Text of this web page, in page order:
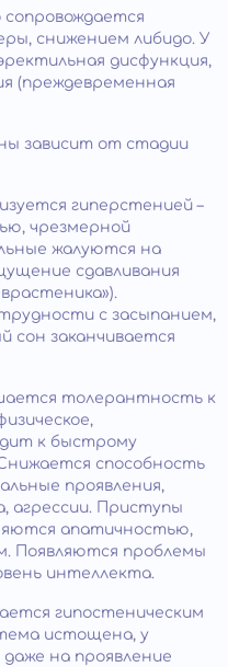
снижением либидо. У
дисфункция,
(преждевременная
зависит от стадии
гиперстенией –
чрезмерной
жалуются на
сдавливания
с засыпанием,
сон заканчивается
толерантность к
к быстрому
способность
проявления,
агрессии. Приступы
апатичностью,
Появляются проблемы
интеллекта.
гипостеническим
истощена, у
на проявление